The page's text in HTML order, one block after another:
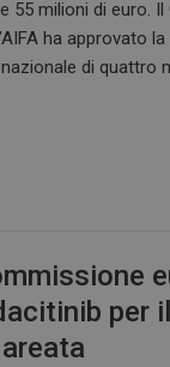
55 milioni di euro. Il
ha approvato
di quattro
per